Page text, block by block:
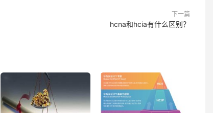
下一篇
hcna和hcia有什么区别？